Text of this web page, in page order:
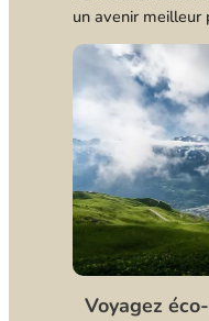
un avenir meilleur
Voyagez